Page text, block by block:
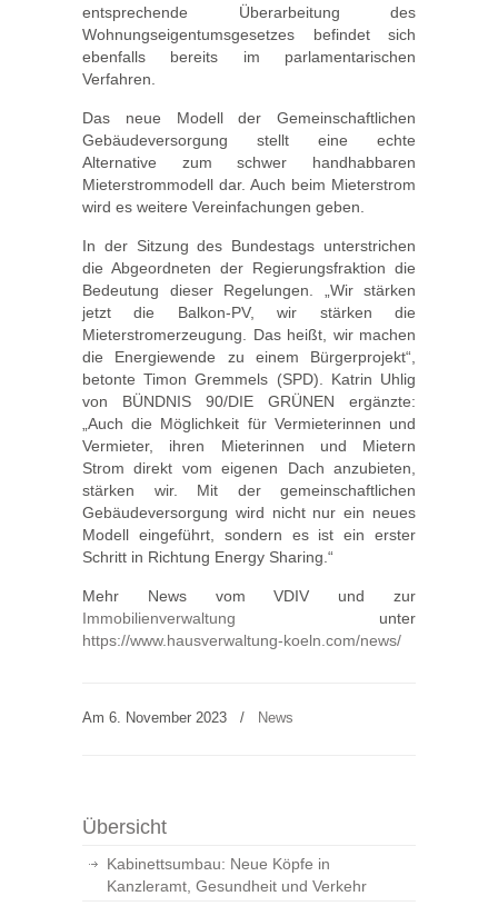
entsprechende Überarbeitung des
Wohnungseigentumsgesetzes befindet sich
ebenfalls bereits im parlamentarischen
Verfahren.
Das neue Modell der Gemeinschaftlichen
Gebäudeversorgung stellt eine echte
Alternative zum schwer handhabbaren
Mieterstrommodell dar. Auch beim Mieterstrom
wird es weitere Vereinfachungen geben.
In der Sitzung des Bundestags unterstrichen
die Abgeordneten der Regierungsfraktion die
Bedeutung dieser Regelungen. „Wir stärken
jetzt die Balkon-PV, wir stärken die
Mieterstromerzeugung. Das heißt, wir machen
die Energiewende zu einem Bürgerprojekt“,
betonte Timon Gremmels (SPD). Katrin Uhlig
von BÜNDNIS 90/DIE GRÜNEN ergänzte:
„Auch die Möglichkeit für Vermieterinnen und
Vermieter, ihren Mieterinnen und Mietern
Strom direkt vom eigenen Dach anzubieten,
stärken wir. Mit der gemeinschaftlichen
Gebäudeversorgung wird nicht nur ein neues
Modell eingeführt, sondern es ist ein erster
Schritt in Richtung Energy Sharing.“
Mehr News vom VDIV und zur
Immobilienverwaltung unter
https://www.hausverwaltung-koeln.com/news/
Am 6. November 2023 / News
Übersicht
Kabinettsumbau: Neue Köpfe in
Kanzleramt, Gesundheit und Verkehr